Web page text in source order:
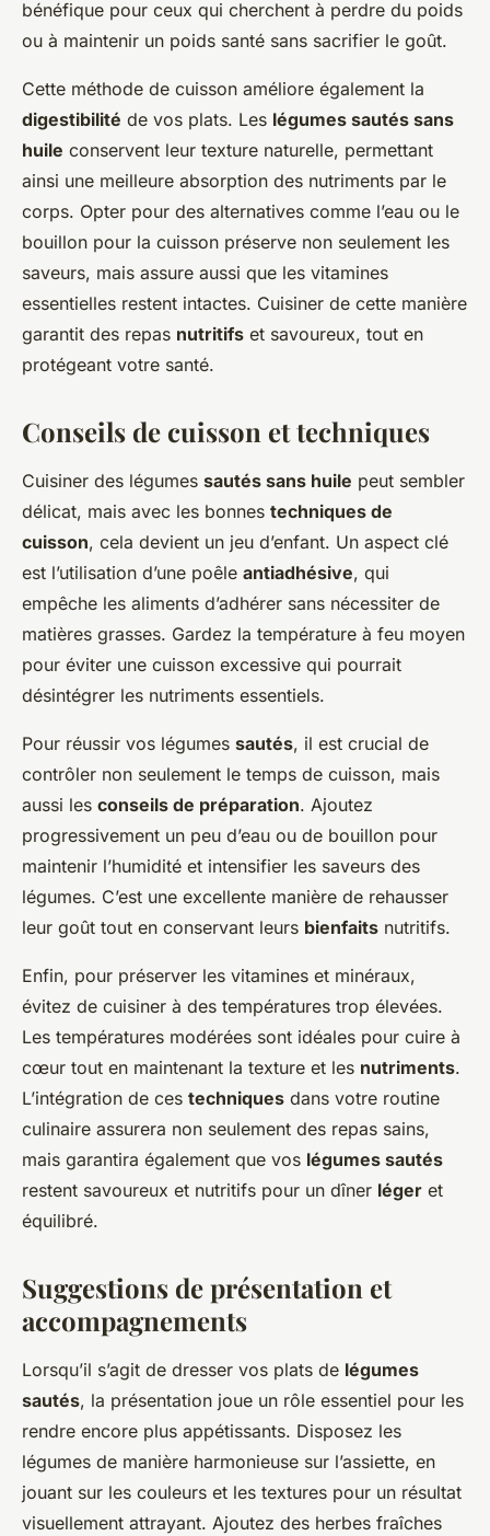
bénéfique pour ceux qui cherchent à perdre du poids
ou à maintenir un poids santé sans sacrifier le goût.
Cette méthode de cuisson améliore également la
digestibilité de vos plats. Les légumes sautés sans
huile conservent leur texture naturelle, permettant
ainsi une meilleure absorption des nutriments par le
corps. Opter pour des alternatives comme l’eau ou le
bouillon pour la cuisson préserve non seulement les
saveurs, mais assure aussi que les vitamines
essentielles restent intactes. Cuisiner de cette manière
garantit des repas nutritifs et savoureux, tout en
protégeant votre santé.
Conseils de cuisson et techniques
Cuisiner des légumes sautés sans huile peut sembler
délicat, mais avec les bonnes techniques de
cuisson, cela devient un jeu d’enfant. Un aspect clé
est l’utilisation d’une poêle antiadhésive, qui
empêche les aliments d’adhérer sans nécessiter de
matières grasses. Gardez la température à feu moyen
pour éviter une cuisson excessive qui pourrait
désintégrer les nutriments essentiels.
Pour réussir vos légumes sautés, il est crucial de
contrôler non seulement le temps de cuisson, mais
aussi les conseils de préparation. Ajoutez
progressivement un peu d’eau ou de bouillon pour
maintenir l’humidité et intensifier les saveurs des
légumes. C’est une excellente manière de rehausser
leur goût tout en conservant leurs bienfaits nutritifs.
Enfin, pour préserver les vitamines et minéraux,
évitez de cuisiner à des températures trop élevées.
Les températures modérées sont idéales pour cuire à
cœur tout en maintenant la texture et les nutriments.
L’intégration de ces techniques dans votre routine
culinaire assurera non seulement des repas sains,
mais garantira également que vos légumes sautés
restent savoureux et nutritifs pour un dîner léger et
équilibré.
Suggestions de présentation et
accompagnements
Lorsqu’il s’agit de dresser vos plats de légumes
sautés, la présentation joue un rôle essentiel pour les
rendre encore plus appétissants. Disposez les
légumes de manière harmonieuse sur l’assiette, en
jouant sur les couleurs et les textures pour un résultat
visuellement attrayant. Ajoutez des herbes fraîches